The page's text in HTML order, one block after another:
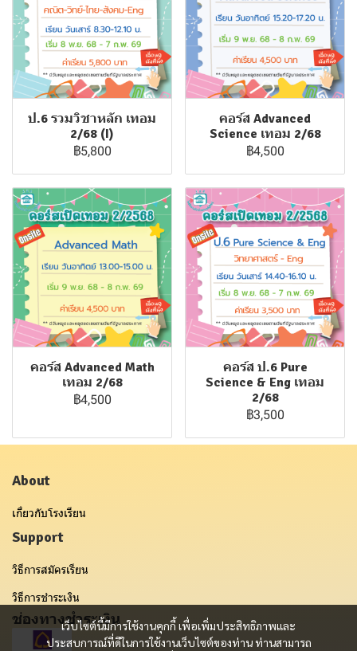
ป.6 รวมวิชาหลัก เทอม
2/68 (I)
฿5,800
คอร์ส Advanced
Science เทอม 2/68
฿4,500
คอร์ส Advanced Math
เทอม 2/68
฿4,500
คอร์ส ป.6 Pure
Science & Eng เทอม
2/68
฿3,500
เว็บไซต์นี้มีการใช้งานคุกกี้ เพื่อเพิ่มประสิทธิภาพและ
ประสบการณ์ที่ดีในการใช้งานเว็บไซต์ของท่าน ท่านสามารถ
About
เกี่ยวกับโรงเรียน
Support
วิธีการสมัครเรียน
วิธีการชำระเงิน
ช่องทางชำระเงิน